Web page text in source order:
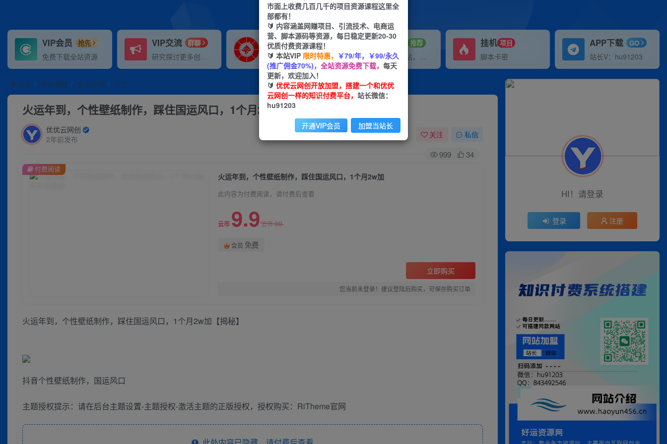
VIP会员 抢先
免费下载全站资源
VIP交流 群聊
研究探讨更多创业项目路子。
VIP推广
70%分佣
会员专属推广链接
招募站长 推荐
搭建同款网站，自己当老板
挂机 项目
脚本卡密
APP下载 GO
站长V：hu91203
首页 创业课程 会员免费 正文
火运年到，个性壁纸制作，踩住国运风口，1个月2w加
优优云网创
2年前发布
关注 私信
999 34
火运年到，个性壁纸制作，踩住国运风口，1个月2w加
此内容为付费阅读，请付费后查看
云币 9.9云币99
会员 免费
立即购买
您当前未登录！建议登陆后购买，可保存购买订单
付费阅读
火运年到，个性壁纸制作，踩住国运风口，1个月2w加【揭秘】
抖音个性壁纸制作，国运风口
主题授权提示：请在后台主题设置-主题授权-激活主题的正版授权，授权购买：RiTheme官网
HI！请登录
登录 注册
市面上收费几百几千的项目资源课程这里全
部都有！
🔰 内容涵盖网赚项目、引流技术、电商运
营、脚本源码等资源，每日稳定更新20-30
优质付费资源课程！
🔰 本站VIP 限时特惠， ￥79/年，￥99/永久
(推广佣金70%)， 全站资源免费下载， 每天
更新，欢迎加入！
🔰 优优云网创开放加盟，搭建一个和优优
云网创一样的知识付费平台， 站长微信：
hu91203
开通VIP会员 加盟当站长